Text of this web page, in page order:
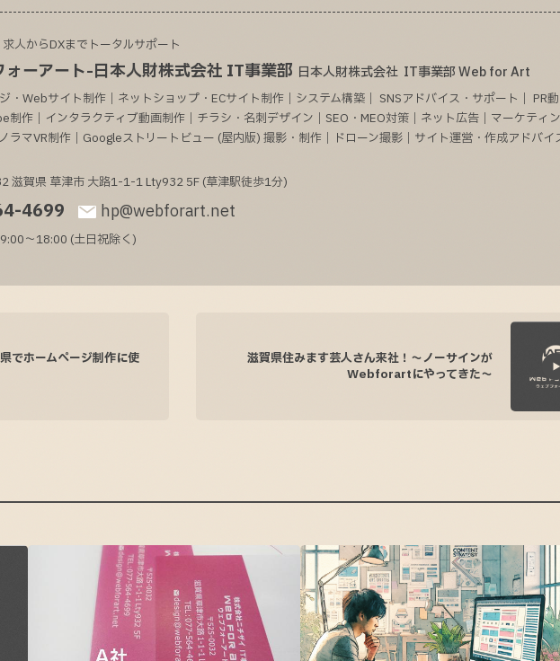
人からDXまでトータルサポート
ォーアート-日本人財株式会社 IT事業部 日本人財株式会社 IT事業部 Web for Art
・Webサイト制作｜ネットショップ・ECサイト制作｜システム構築｜ SNSアドバイス・サポート｜ PR動
制作｜インタラクティブ動画制作｜チラシ・名刺デザイン｜SEO・MEO対策｜ネット広告｜マーケティ
ラマVR制作｜Googleストリートビュー (屋内版) 撮影・制作｜ドローン撮影｜サイト運営・作成アドバイ
滋賀県 草津市 大路1-1-1Lty932 5F (草津駅徒歩1分)
4699 hp@webforart.net
～18:00 (土日祝除く)
でホームページ制作に使
滋賀県住みます芸人さん来社！～ノーサインが
Webforartにやってきた～